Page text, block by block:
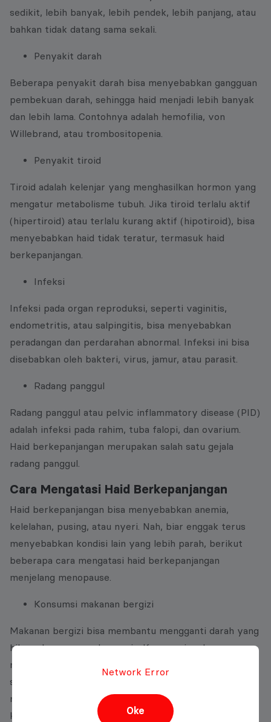
sedikit, lebih banyak, lebih pendek, lebih panjang, atau
bahkan tidak datang sama sekali.
Penyakit darah
Beberapa penyakit darah bisa menyebabkan gangguan
pembekuan darah, sehingga haid menjadi lebih banyak
dan lebih lama. Contohnya adalah hemofilia, von
Willebrand, atau trombositopenia.
Penyakit tiroid
Tiroid adalah kelenjar yang menghasilkan hormon yang
mengatur metabolisme tubuh. Jika tiroid terlalu aktif
(hipertiroid) atau terlalu kurang aktif (hipotiroid), bisa
menyebabkan haid tidak teratur, termasuk haid
berkepanjangan.
Infeksi
Infeksi pada organ reproduksi, seperti vaginitis,
endometritis, atau salpingitis, bisa menyebabkan
peradangan dan perdarahan abnormal. Infeksi ini bisa
disebabkan oleh bakteri, virus, jamur, atau parasit.
Radang panggul
Radang panggul atau pelvic inflammatory disease (PID)
adalah infeksi pada rahim, tuba falopi, dan ovarium.
Haid berkepanjangan merupakan salah satu gejala
radang panggul.
Cara Mengatasi Haid Berkepanjangan
Haid berkepanjangan bisa menyebabkan anemia,
kelelahan, pusing, atau nyeri. Nah, biar enggak terus
menyebabkan kondisi lain yang lebih parah, berikut
beberapa cara mengatasi haid berkepanjangan
menjelang menopause.
Konsumsi makanan bergizi
Makanan bergizi bisa membantu mengganti darah yang
hilang dan mencegah anemia. Konsumsi makanan yang
mengandung zat besi, seperti daging merah, hati, telur,
sayuran hijau, atau kacang-kacangan. Juga konsumsi
makanan yang mengandung vitamin C, seperti jeruk,
kiwi, paprika, atau brokoli, untuk membantu
Network Error
Oke